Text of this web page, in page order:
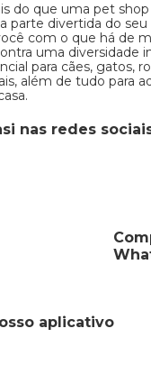
do que uma pet
parte divertida do seu
com o que há de
uma diversidade
para cães, gatos,
além de tudo para
nas redes
aplicativo